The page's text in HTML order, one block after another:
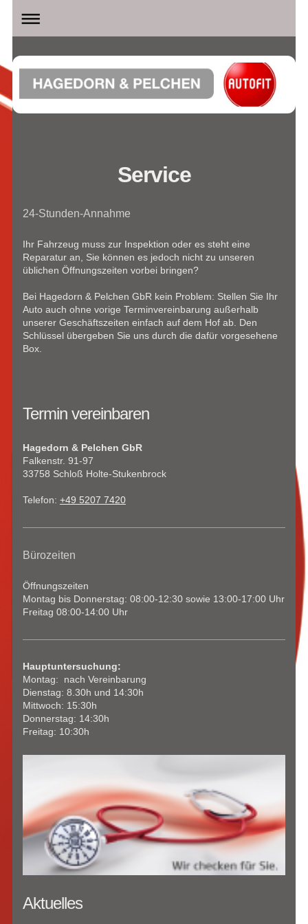
Service
24-Stunden-Annahme
Ihr Fahrzeug muss zur Inspektion oder es steht eine
Reparatur an, Sie können es jedoch nicht zu unseren
üblichen Öffnungszeiten vorbei bringen?
Bei Hagedorn & Pelchen GbR kein Problem: Stellen Sie Ihr
Auto auch ohne vorige Terminvereinbarung außerhalb
unserer Geschäftszeiten einfach auf dem Hof ab. Den
Schlüssel übergeben Sie uns durch die dafür vorgesehene
Box.
Termin vereinbaren
Hagedorn & Pelchen GbR
Falkenstr. 91-97
33758 Schloß Holte-Stukenbrock
Telefon: +49 5207 7420
Bürozeiten
Öffnungszeiten
Montag bis Donnerstag: 08:00-12:30 sowie 13:00-17:00 Uhr
Freitag 08:00-14:00 Uhr
Hauptuntersuchung:
Montag: nach Vereinbarung
Dienstag: 8.30h und 14:30h
Mittwoch: 15:30h
Donnerstag: 14:30h
Freitag: 10:30h
Aktuelles